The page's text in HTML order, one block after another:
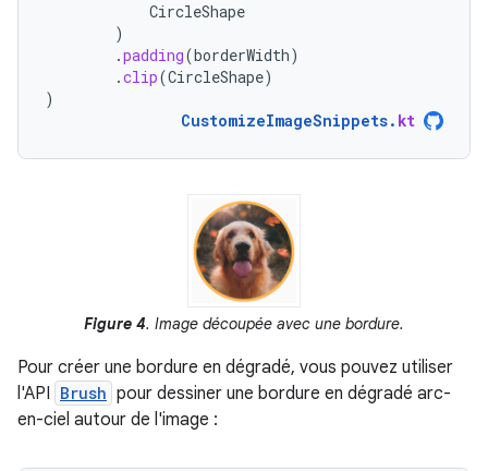
CircleShape
)
.padding(borderWidth)
.clip(CircleShape)
)
CustomizeImageSnippets. kt
Figure 4. Image découpée avec une bordure.
Pour créer une bordure en dégradé, vous pouvez utiliser
l'API Brush pour dessiner une bordure en dégradé arc-
en-ciel autour de l'image :